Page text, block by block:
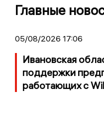
Главные
05/08/2026 17:06
Ивановская
поддержки
работающих с